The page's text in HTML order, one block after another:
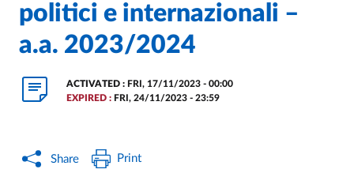
politici e internazionali –
a.a. 2023/2024
ACTIVATED : FRI, 17/11/2023 - 00:00
EXPIRED : FRI, 24/11/2023 - 23:59
Share Print